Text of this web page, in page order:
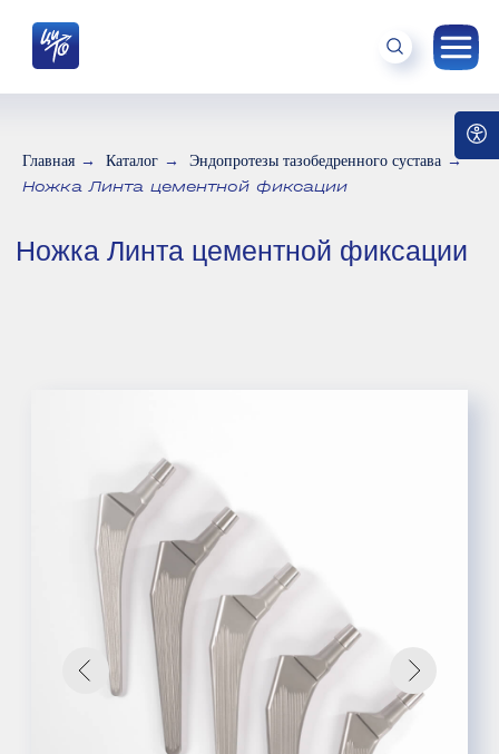
Главная → Каталог → Эндопротезы тазобедренного сустава →
Ножка Линта цементной фиксации
Ножка Линта цементной фиксации
Представляет собой прямой цементный
бедренный компонент с характерным
медиальным изгибом, разработанный для